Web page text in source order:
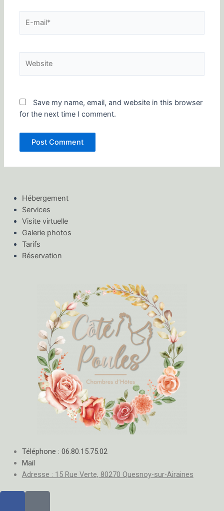
mail*
Save my name, email, and website in this browser
for the next time I comment.
Hébergement
Services
Visite virtuelle
Galerie photos
Tarifs
Réservation
Téléphone : 06.80.15.75.02
Mail
Adresse : 15 Rue Verte, 80270 Quesnoy-sur-Airaines